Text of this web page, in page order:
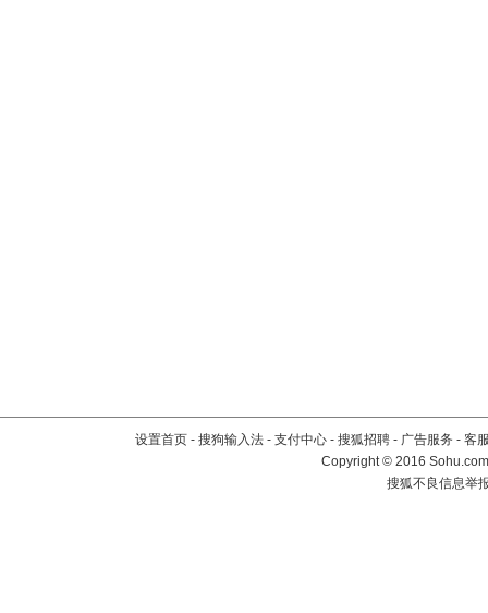
设置首页 - 搜狗输入法 - 支付中心 - 搜狐招聘 - 广告服务 - 客
Copyright©2016
搜狐不良信息举